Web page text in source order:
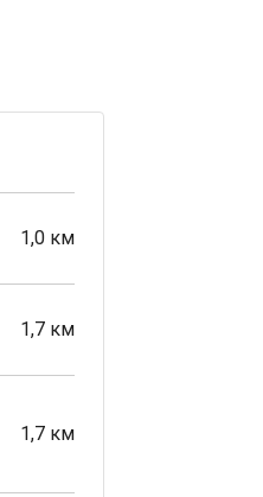
1,0 км
1,7 км
1,7 км